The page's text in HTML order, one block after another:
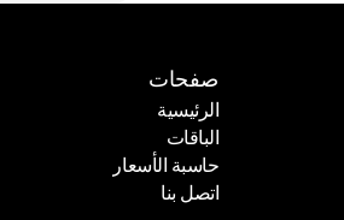
صفحات
الرئيسية
الرئيسية
الباقات
الباقات
حاسبة الأسعار
حاسبة الأسعار
اتصل بنا